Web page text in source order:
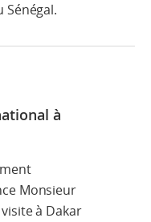
à
Monsieur
à Dakar